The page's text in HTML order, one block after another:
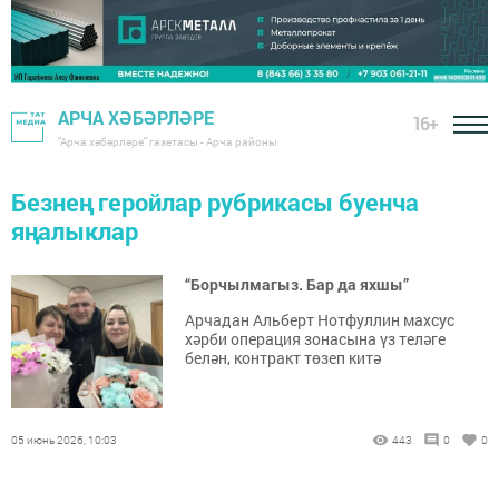
АРЧА ХӘБӘРЛӘРЕ
"Арча хәбәрләре" газетасы - Арча районы
16+
Безнең геройлар рубрикасы буенча
яңалыклар
“Борчылмагыз. Бар да яхшы”
Арчадан Альберт Нотфуллин махсус
хәрби операция зонасына үз теләге
белән, контракт төзеп китә
05 июнь 2026, 10:03 443 0 0